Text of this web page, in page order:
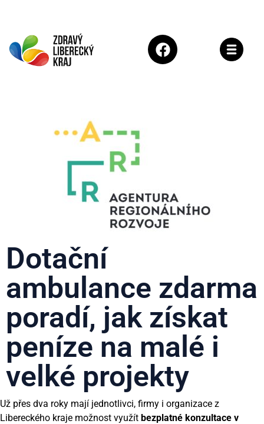
Dotační
ambulance zdarma
poradí, jak získat
peníze na malé i
velké projekty
Už přes dva roky mají jednotlivci, firmy i organizace z
Libereckého kraje možnost využít bezplatné konzultace v